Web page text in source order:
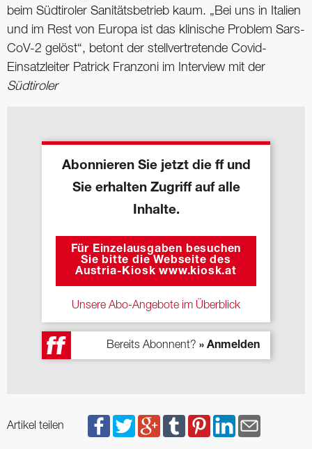
beim Südtiroler Sanitätsbetrieb kaum. „Bei uns in Italien
und im Rest von Europa ist das klinische Problem Sars-
CoV-2 gelöst“, betont der stellvertretende Covid-
Einsatzleiter Patrick Franzoni im Interview mit der
Südtiroler
Abonnieren Sie jetzt die ff und
Sie erhalten Zugriff auf alle
Inhalte.
Für Einzelausgaben besuchen
Sie bitte die Webseite des
Austria-Kiosk www.kiosk.at
Unsere Abo-Angebote im Überblick
Bereits Abonnent? » Anmelden
Artikel teilen